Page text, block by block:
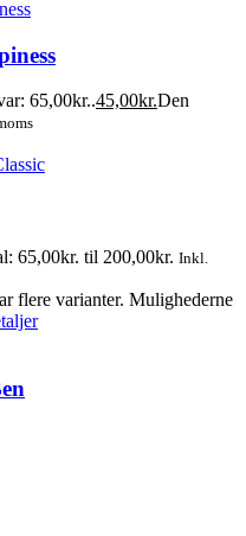
65,00kr..45,00kr.Den
65,00kr. til 200,00kr. Inkl.
flere varianter. Mulighederne